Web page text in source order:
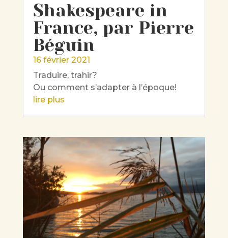
Shakespeare in
France, par Pierre
Béguin
16 février 2021
Traduire, trahir?
Ou comment s’adapter à l’époque!
lire plus